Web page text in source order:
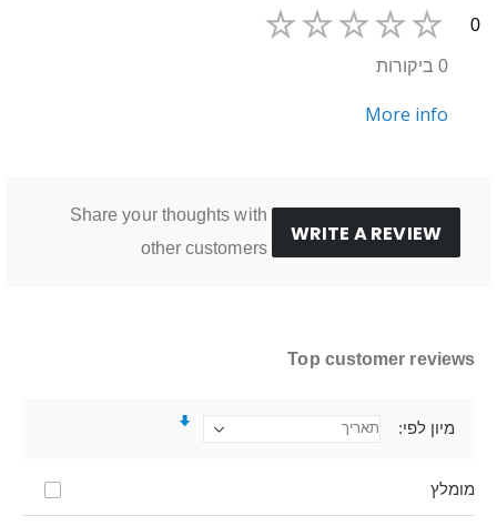
0
0 ביקורות
More info
WRITE A REVIEW
Share your thoughts with
other customers
Top customer reviews
מומלץ
מיון לפי